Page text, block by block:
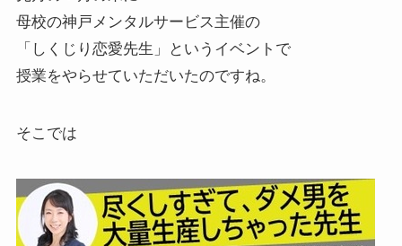
母校の神戸メンタルサービス主催の
「しくじり恋愛先生」というイベントで
授業をやらせていただいたのですね。
そこでは